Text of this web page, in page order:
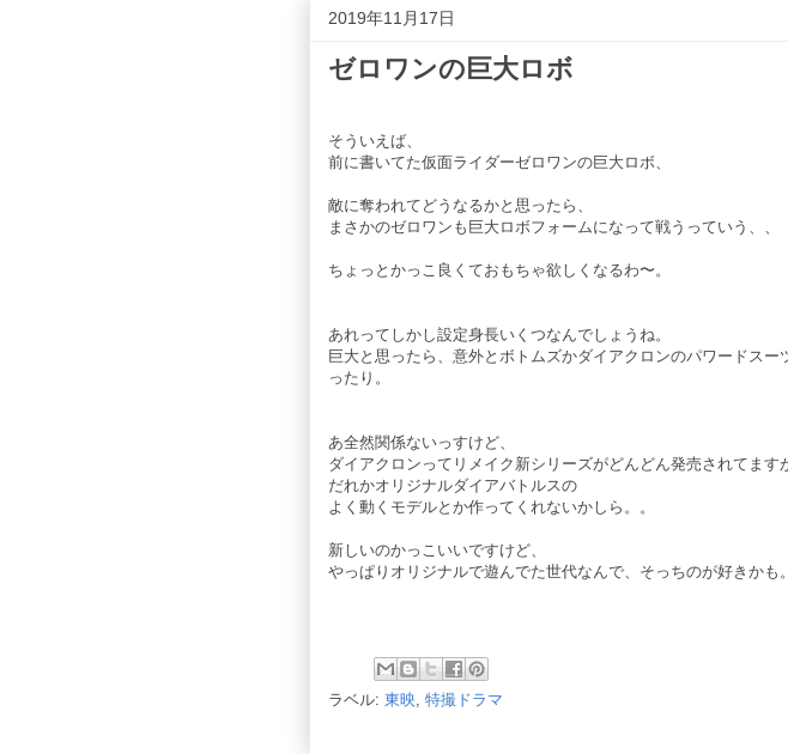
2019年11月17日
ゼロワンの巨大ロボ
そういえば、
前に書いてた仮面ライダーゼロワンの巨大ロボ、
敵に奪われてどうなるかと思ったら、
まさかのゼロワンも巨大ロボフォームになって戦うっていう、、
ちょっとかっこ良くておもちゃ欲しくなるわ〜。
あれってしかし設定身長いくつなんでしょうね。
巨大と思ったら、意外とボトムズかダイアクロンのパワードスー
ったり。
あ全然関係ないっすけど、
ダイアクロンってリメイク新シリーズがどんどん発売されてます
だれかオリジナルダイアバトルスの
よく動くモデルとか作ってくれないかしら。。
新しいのかっこいいですけど、
やっぱりオリジナルで遊んでた世代なんで、そっちのが好きかも。
ラベル: 東映, 特撮ドラマ